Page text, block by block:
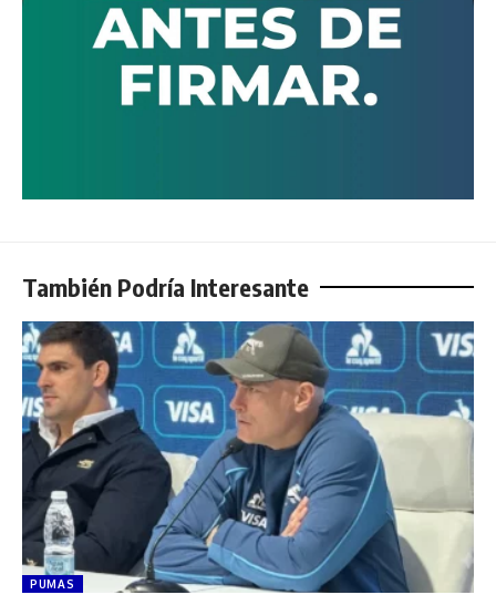
También Podría Interesante
PUMAS